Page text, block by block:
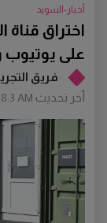
فريق
أخر تحديث AM
اختراق
على يوتيوب
أخبار-السويد